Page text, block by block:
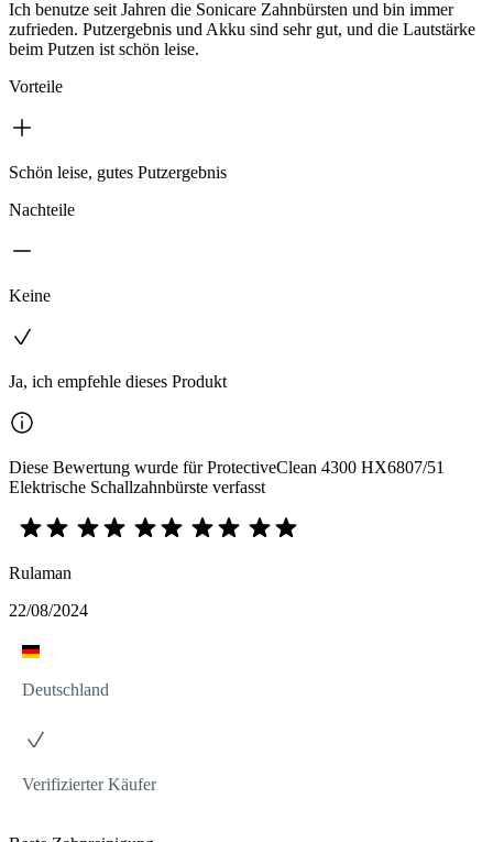
Ich benutze seit Jahren die Sonicare Zahnbürsten und bin immer
zufrieden. Putzergebnis und Akku sind sehr gut, und die Lautstärke
beim Putzen ist schön leise.
Vorteile
Schön leise, gutes Putzergebnis
Nachteile
Keine
Ja, ich empfehle dieses Produkt
Diese Bewertung wurde für ProtectiveClean 4300 HX6807/51
Elektrische Schallzahnbürste verfasst
Rulaman
22/08/2024
Deutschland
Verifizierter Käufer